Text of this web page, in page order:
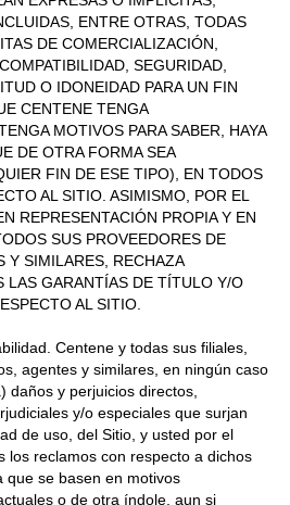
ENTRE OTRAS, TODAS
DE COMERCIALIZACIÓN,
SEGURIDAD,
O IDONEIDAD PARA UN FIN
CENTENE TENGA
MOTIVOS PARA SABER, HAYA
DE OTRA FORMA SEA
FIN DE ESE TIPO), EN TODOS
AL SITIO. ASIMISMO, POR EL
REPRESENTACIÓN PROPIA Y EN
SUS PROVEEDORES DE
Y SIMILARES, RECHAZA
LAS GARANTÍAS DE TÍTULO Y/O
AL SITIO.
Centene y todas sus filiales,
agentes y similares, en ningún caso
daños y perjuicios directos,
y/o especiales que surjan
de uso, del Sitio, y usted por el
los reclamos con respecto a dichos
que se basen en motivos
o de otra índole, aun si